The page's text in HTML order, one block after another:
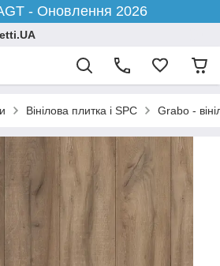
- Оновлення 2026
Вінілова плитка і SPC Grabo -